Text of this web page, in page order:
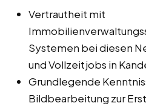
Vertrautheit mit
Systemen bei diesen
und Vollzeitjobs in
Grundlegende
Bildbearbeitung zur